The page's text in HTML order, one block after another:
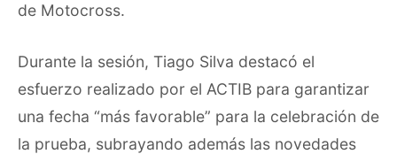
de Motocross.
Durante la sesión, Tiago Silva destacó el
esfuerzo realizado por el ACTIB para garantizar
una fecha “más favorable” para la celebración de
la prueba, subrayando además las novedades